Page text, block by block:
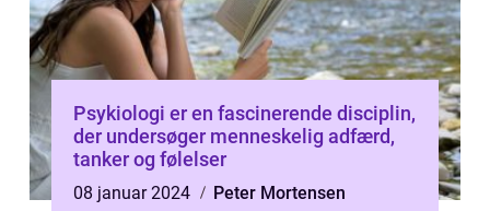
Psykiologi er en fascinerende disciplin,
der undersøger menneskelig adfærd,
tanker og følelser
08 januar 2024
Peter Mortensen